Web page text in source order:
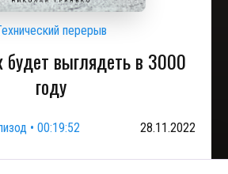
перерыв
будет выглядеть в 3000
году
• 00:19:52 28.11.2022